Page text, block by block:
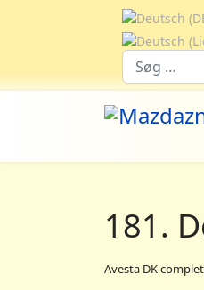
Vælg dit
Suchfeld
181.
Avesta DK